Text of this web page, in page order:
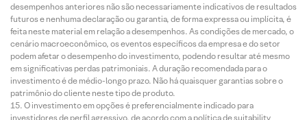
desempenhos anteriores não são necessariamente indicativos de resultados
futuros e nenhuma declaração ou garantia, de forma expressa ou implícita, é
feita neste material em relação a desempenhos. As condições de mercado, o
cenário macroeconômico, os eventos específicos da empresa e do setor
podem afetar o desempenho do investimento, podendo resultar até mesmo
em significativas perdas patrimoniais. A duração recomendada para o
investimento é de médio-longo prazo. Não há quaisquer garantias sobre o
patrimônio do cliente neste tipo de produto.
O investimento em opções é preferencialmente indicado para
investidores de perfil agressivo, de acordo com a política de suitability